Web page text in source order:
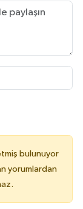
bulunuyor
yorumlardan